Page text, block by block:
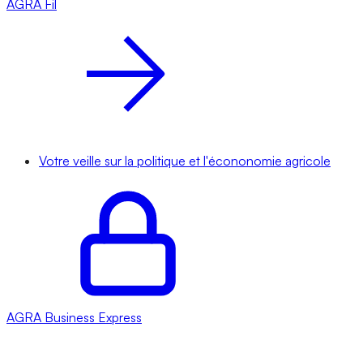
AGRA Fil
Votre veille sur la politique et l'écononomie agricole
AGRA Business Express